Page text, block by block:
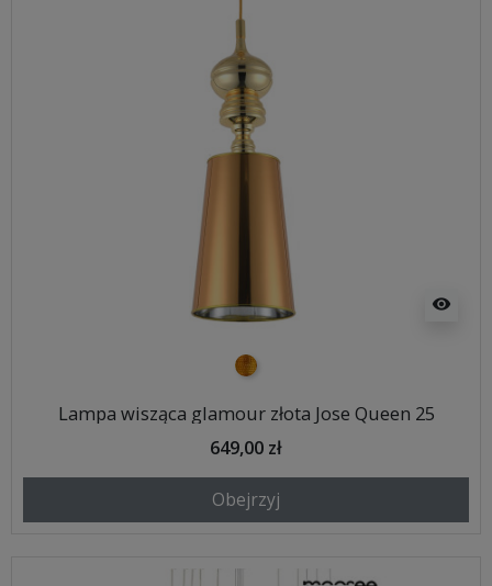
visibility
złoty
Lampa wisząca glamour złota Jose Queen 25
649,00 zł
Obejrzyj